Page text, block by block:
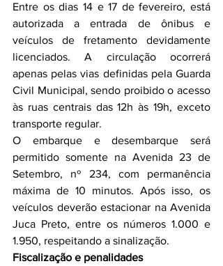
Entre os dias 14 e 17 de fevereiro, está
autorizada a entrada de ônibus e
veículos de fretamento devidamente
licenciados. A circulação ocorrerá
apenas pelas vias definidas pela Guarda
Civil Municipal, sendo proibido o acesso
às ruas centrais das 12h às 19h, exceto
transporte regular.
O embarque e desembarque será
permitido somente na Avenida 23 de
Setembro, nº 234, com permanência
máxima de 10 minutos. Após isso, os
veículos deverão estacionar na Avenida
Juca Preto, entre os números 1.000 e
1.950, respeitando a sinalização.
Fiscalização e penalidades